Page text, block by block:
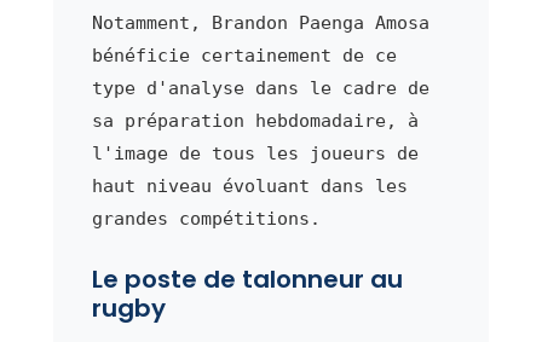
Notamment, Brandon Paenga Amosa
bénéficie certainement de ce
type d'analyse dans le cadre de
sa préparation hebdomadaire, à
l'image de tous les joueurs de
haut niveau évoluant dans les
grandes compétitions.
Le poste de talonneur au
rugby